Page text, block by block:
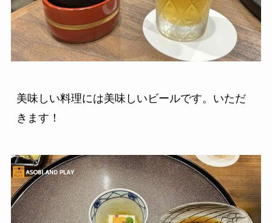
美味しい料理には美味しいビールです。いただ
きます！